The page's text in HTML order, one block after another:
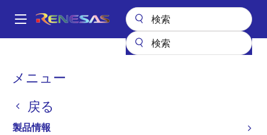
ン
Main
メニュー
戻る
製品情報
パ
く
ず
クロックとタイミング
8A34001
アクティブ